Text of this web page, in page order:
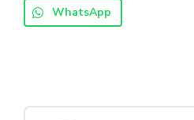
WhatsApp